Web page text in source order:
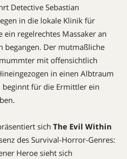
Detective Sebastian
in die lokale Klinik für
regelrechtes Massaker an
begangen. Der mutmaßliche
mit offensichtlich
in einen Albtraum
für die Ermittler ein
sich The Evil Within
des Survival-Horror-Genres:
Heroe sieht sich